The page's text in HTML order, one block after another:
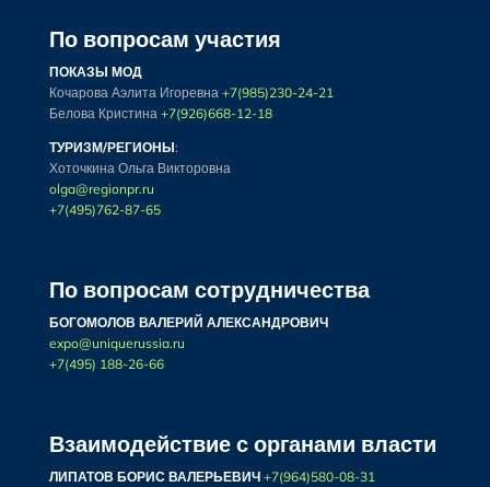
По вопросам участия
ПОКАЗЫ МОД
Кочарова Аэлита Игоревна +7(985)230-24-21
Белова Кристина +7(926)668-12-18
ТУРИЗМ/РЕГИОНЫ:
Хоточкина Ольга Викторовна
olga@regionpr.ru
+7(495)762-87-65
По вопросам сотрудничества
БОГОМОЛОВ ВАЛЕРИЙ АЛЕКСАНДРОВИЧ
expo@uniquerussia.ru
+7(495) 188-26-66
Взаимодействие с органами власти
ЛИПАТОВ БОРИС ВАЛЕРЬЕВИЧ +7(964)580-08-31